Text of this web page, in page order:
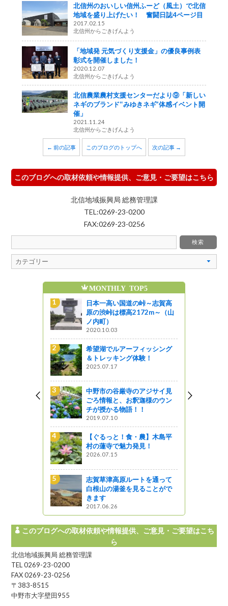
北信州のおいしい信州ふーど（風土）で北信
地域を盛り上げたい！ 奮闘日誌4ページ目
2017.02.15
北信州からごきげんよう
「地域発 元気づくり支援金」の優良事例表
彰式を開催しました！
2020.12.07
北信州からごきげんよう
北信農業農村支援センターだより⑨「新しい
ネギのブランド‟みゆきネギ”体感イベント開
催」
2021.11.24
北信州からごきげんよう
← 前の記事 このブログのトップへ 次の記事 →
このブログへの取材依頼や情報提供、ご意見・ご要望はこちら
北信地域振興局 総務管理課
TEL:0269-23-0200
FAX:0269-23-0256
MONTHLY TOP5
日本一高い国道の峠～志賀高
原の渋峠は標高2172m～（山
ノ内町）
2020.10.03
希望湖でルアーフィッシング
＆トレッキング体験！
2025.07.17
中野市の谷厳寺のアジサイ見
ごろ情報と、お釈迦様のウン
チが授かる物語！！
2019.07.10
【ぐるっと！食・農】木島平
村の蓮寺で魅力発見！
2026.07.15
志賀草津高原ルートを通って
白根山の湯釜を見ることがで
2017.06.26
8/8(土)8/9(日)開
州上田七夕まつり
線路は続くよど
のロケーション
阿寺ブルーと柿其
林農園
このブログへの取材依頼や情報提供、ご意見・ご要望はこち
ら
北信地域振興局 総務管理課
TEL 0269-23-0200
FAX 0269-23-0256
〒383-8515
中野市大字壁田955